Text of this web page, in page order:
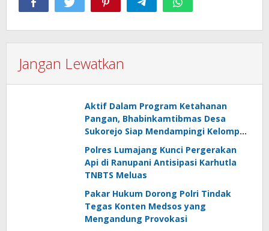
Jangan Lewatkan
Aktif Dalam Program Ketahanan
Pangan, Bhabinkamtibmas Desa
Sukorejo Siap Mendampingi Kelompok
Tani
Polres Lumajang Kunci Pergerakan
Api di Ranupani Antisipasi Karhutla
TNBTS Meluas
Pakar Hukum Dorong Polri Tindak
Tegas Konten Medsos yang
Mengandung Provokasi